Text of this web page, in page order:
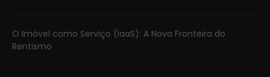
O Imóvel como Serviço (IaaS): A Nova Fronteira do
Rentismo
Esses cookies